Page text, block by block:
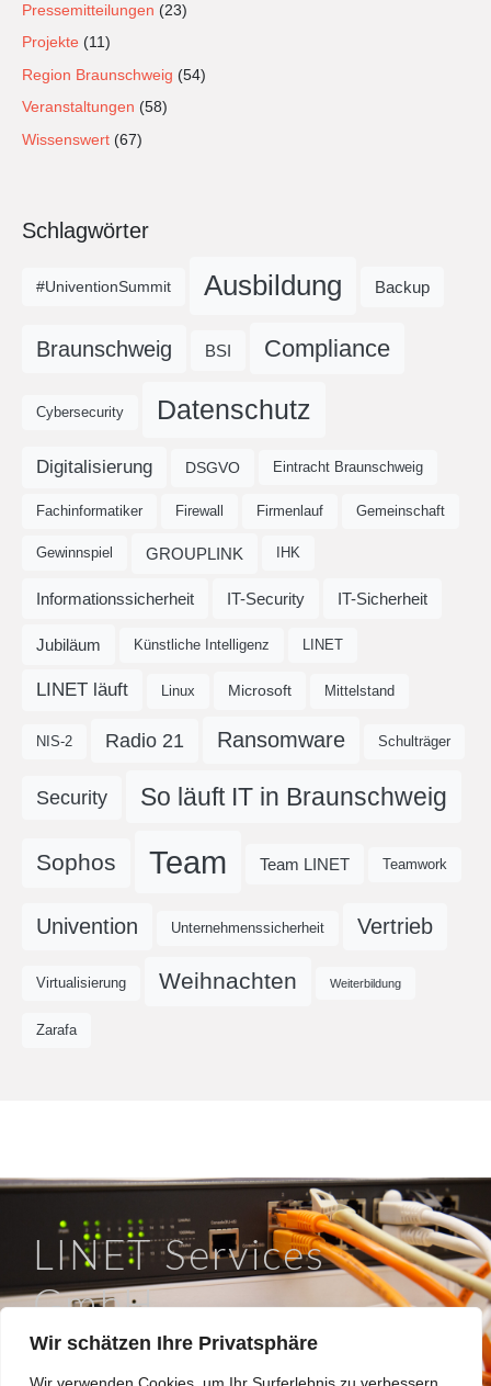
Wir schätzen Ihre Privatsphäre
Pressemitteilungen (23)
Projekte (11)
Region Braunschweig (54)
Veranstaltungen (58)
Wissenswert (67)
Schlagwörter
#UniventionSummit Ausbildung Backup
Braunschweig BSI Compliance
Cybersecurity Datenschutz
Digitalisierung DSGVO Eintracht Braunschweig
Fachinformatiker Firewall Firmenlauf Gemeinschaft
Gewinnspiel GROUPLINK IHK
Informationssicherheit IT-Security IT-Sicherheit
Jubiläum Künstliche Intelligenz LINET
LINET läuft Linux Microsoft Mittelstand
NIS-2 Radio 21 Ransomware Schulträger
Security So läuft IT in Braunschweig
Sophos Team Team LINET Teamwork
Univention Unternehmenssicherheit Vertrieb
Virtualisierung Weihnachten Weiterbildung
Zarafa
LINET Services
GmbH
So läuft IT in Braunschweig.